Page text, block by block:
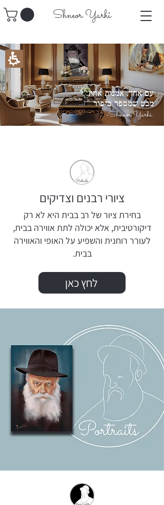
​Shneor Yarhi
עם אחד. אמנות אחת.
מבט שמספר סיפור
-Shneor Yarhi
ציורי רבנים וצדיקים
בחירת ציור של רב בבית היא לא רק
דיקורטיבית, אלא יכולה לתת אווירה בבית,
לעורר רוחנית והשפיע על האופי והאווירה
בבית.
לחץ כאן